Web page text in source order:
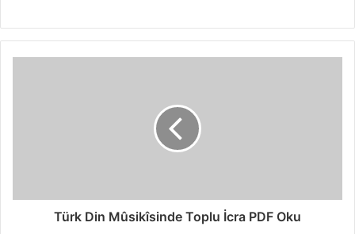
Türk Din Mûsikîsinde Toplu İcra PDF Oku